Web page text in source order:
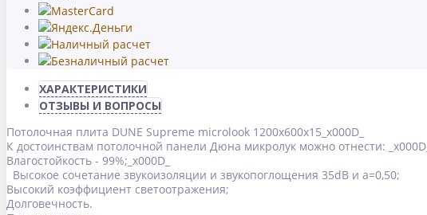
ХАРАКТЕРИСТИКИ
ОТЗЫВЫ И ВОПРОСЫ
Потолочная плита DUNE Supreme microlook 1200x600x15_x000D_
К достоинствам потолочной панели Дюна микролук можно отнести: _x000D_
Влагостойкость - 99%;_x000D_
Высокое сочетание звукоизоляции и звукопоглощения 35dB и a=0,50;
Высокий коэффициент светоотражения;
Долговечность.